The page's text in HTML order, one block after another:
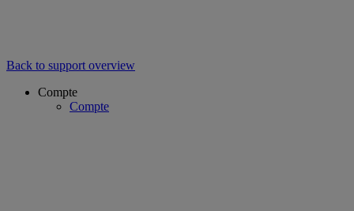
Back to support overview
Compte
Compte